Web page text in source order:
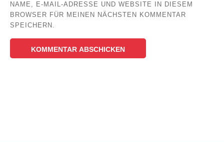
NAME, E-MAIL-ADRESSE UND WEBSITE IN DIESEM
BROWSER FÜR MEINEN NÄCHSTEN KOMMENTAR
SPEICHERN.